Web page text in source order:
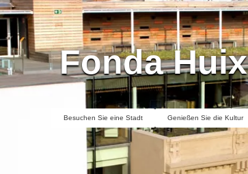
Fonda Huix
Besuchen Sie eine Stadt Genießen Sie die Kultur